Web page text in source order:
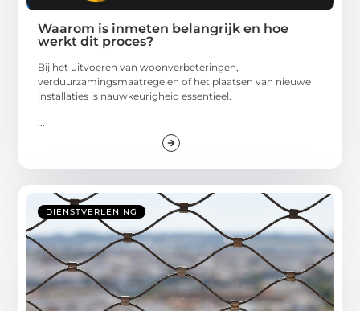
Waarom is inmeten belangrijk en hoe
werkt dit proces?
Bij het uitvoeren van woonverbeteringen,
verduurzamingsmaatregelen of het plaatsen van nieuwe
installaties is nauwkeurigheid essentieel.
DIENSTVERLENING